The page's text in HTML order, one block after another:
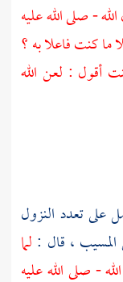
- صلى الله عليه
ما كنت فاعلا به ؟
أقول : لعن الله
تعدد النزول
المسيب ، قال : لما
- صلى الله عليه